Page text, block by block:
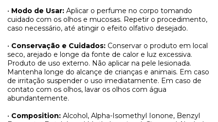
• Modo de Usar: Aplicar o perfume no corpo tomando
cuidado com os olhos e mucosas. Repetir o procedimento,
caso necessário, até atingir o efeito olfativo desejado.
• Conservação e Cuidados: Conservar o produto em local
seco, arejado e longe da fonte de calor e luz excessiva.
Produto de uso externo. Não aplicar na pele lesionada.
Mantenha longe do alcançe de crianças e animais. Em caso
de irritação suspender o uso imediatamente. Em caso de
contato com os olhos, lavar os olhos com água
abundantemente.
• Composition: Alcohol, Alpha-Isomethyl Ionone, Benzyl